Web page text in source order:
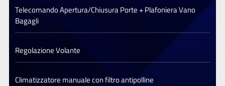
Telecomando Apertura/Chiusura Porte + Plafoniera Vano
Bagagli
Regolazione Volante
Climatizzatore manuale con filtro antipolline